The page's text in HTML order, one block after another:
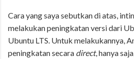
Cara yang saya sebutkan di atas,
melakukan peningkatan versi dari
Ubuntu LTS. Untuk melakukannya,
peningkatan secara direct, hanya